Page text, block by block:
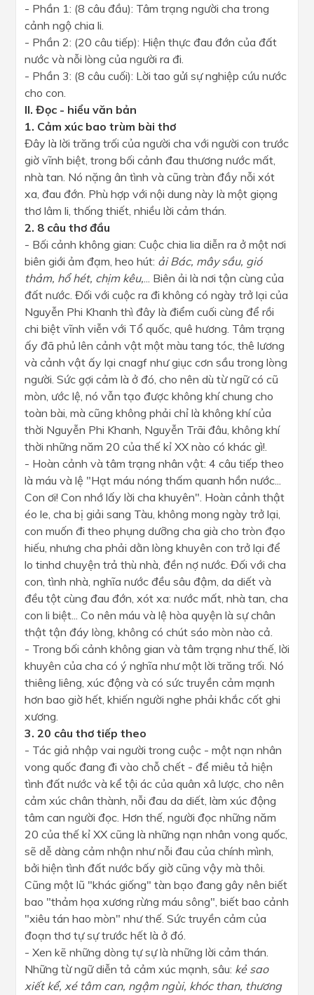
- Phần 1: (8 câu đầu): Tâm trạng người cha trong
cảnh ngộ chia li.
- Phần 2: (20 câu tiếp): Hiện thực đau đớn của đất
nước và nỗi lòng của người ra đi.
- Phần 3: (8 câu cuối): Lời tao gửi sự nghiệp cứu nước
cho con.
II. Đọc - hiểu văn bản
1. Cảm xúc bao trùm bài thơ
Đây là lời trăng trối của người cha với người con trước
giờ vĩnh biệt, trong bối cảnh đau thương nước mất,
nhà tan. Nó nặng ân tình và cũng tràn đầy nỗi xót
xa, đau đớn. Phù hợp với nội dung này là một giọng
thơ lâm li, thống thiết, nhiều lời cảm thán.
2. 8 câu thơ đầu
- Bối cảnh không gian: Cuộc chia lia diễn ra ở một nơi
biên giới ảm đạm, heo hút: ải Bác, mây sầu, gió
thảm, hổ hét, chịm kêu,... Biên ải là nơi tận cùng của
đất nước. Đối với cuộc ra đi không có ngày trở lại của
Nguyễn Phi Khanh thì đây là điểm cuối cùng để rồi
chi biệt vĩnh viễn với Tổ quốc, quê hương. Tâm trạng
ấy đã phủ lên cảnh vật một màu tang tóc, thê lương
và cảnh vật ấy lại cnagf như giục cơn sầu trong lòng
người. Sức gợi cảm là ở đó, cho nên dù từ ngữ có cũ
mòn, ước lệ, nó vẫn tạo được không khí chung cho
toàn bài, mà cũng không phải chỉ là không khí của
thời Nguyễn Phi Khanh, Nguyễn Trãi đâu, không khí
thời những năm 20 của thế kỉ XX nào có khác gì!.
- Hoàn cảnh và tâm trạng nhân vật: 4 câu tiếp theo
là máu và lệ "Hạt máu nóng thấm quanh hồn nước...
Con ơi! Con nhớ lấy lời cha khuyên". Hoàn cảnh thật
éo le, cha bị giải sang Tàu, không mong ngày trở lại,
con muốn đi theo phụng dưỡng cha già cho tròn đạo
hiếu, nhưng cha phải dằn lòng khuyên con trở lại để
lo tinhd chuyện trả thù nhà, đền nợ nước. Đối với cha
con, tình nhà, nghĩa nước đều sâu đậm, da diết và
đều tột cùng đau đớn, xót xa: nước mất, nhà tan, cha
con li biệt... Co nên máu và lệ hòa quyện là sự chân
thật tận đáy lòng, không có chút sáo mòn nào cả.
- Trong bối cảnh không gian và tâm trạng như thế, lời
khuyên của cha có ý nghĩa như một lời trăng trối. Nó
thiêng liêng, xúc động và có sức truyền cảm mạnh
hơn bao giờ hết, khiến người nghe phải khắc cốt ghi
xương.
3. 20 câu thơ tiếp theo
- Tác giả nhập vai người trong cuộc - một nạn nhân
vong quốc đang đi vào chỗ chết - để miêu tả hiện
tình đất nước và kể tội ác của quân xâ lược, cho nên
cảm xúc chân thành, nỗi đau da diết, làm xúc động
tâm can người đọc. Hơn thế, người đọc những năm
20 của thế kỉ XX cũng là những nạn nhân vong quốc,
sẽ dễ dàng cảm nhận như nỗi đau của chính mình,
bởi hiện tình đất nước bấy giờ cũng vậy mà thôi.
Cũng một lũ "khác giống" tàn bạo đang gây nên biết
bao "thảm họa xương rừng máu sông", biết bao cảnh
"xiêu tán hao mòn" như thế. Sức truyền cảm của
đoạn thơ tự sự trước hết là ở đó.
- Xen kẽ những dòng tự sự là những lời cảm thán.
Những từ ngữ diễn tả cảm xúc mạnh, sâu: kẻ sao
xiết kể, xé tâm can, ngậm ngùi, khóc than, thương